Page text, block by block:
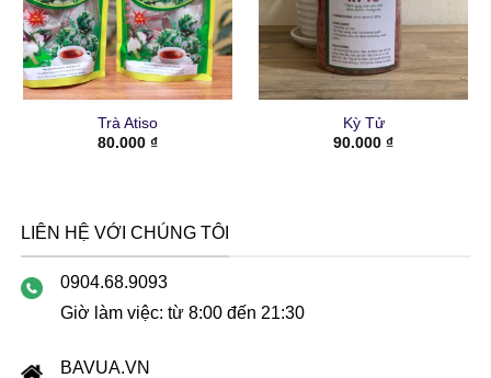
Trà Atiso
80.000 ₫
Kỳ Tử
90.000 ₫
LIÊN HỆ VỚI CHÚNG TÔI
0904.68.9093
Giờ làm việc: từ 8:00 đến 21:30
BAVUA.VN